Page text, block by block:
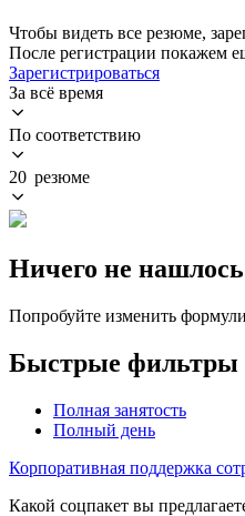
Чтобы видеть все резюме,
После регистрации покажем
Зарегистрироваться
За всё время
По соответствию
20 резюме
Ничего не нашлось
Попробуйте изменить
Быстрые фильтры
Полная занятость
Полный день
Корпоративная поддержка
Какой соцпакет вы